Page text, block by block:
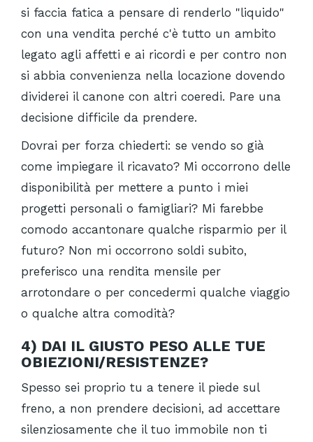
si faccia fatica a pensare di renderlo "liquido"
con una vendita perché c'è tutto un ambito
legato agli affetti e ai ricordi e per contro non
si abbia convenienza nella locazione dovendo
dividerei il canone con altri coeredi. Pare una
decisione difficile da prendere.
Dovrai per forza chiederti: se vendo so già
come impiegare il ricavato? Mi occorrono delle
disponibilità per mettere a punto i miei
progetti personali o famigliari? Mi farebbe
comodo accantonare qualche risparmio per il
futuro? Non mi occorrono soldi subito,
preferisco una rendita mensile per
arrotondare o per concedermi qualche viaggio
o qualche altra comodità?
4) DAI IL GIUSTO PESO ALLE TUE
OBIEZIONI/RESISTENZE?
Spesso sei proprio tu a tenere il piede sul
freno, a non prendere decisioni, ad accettare
silenziosamente che il tuo immobile non ti